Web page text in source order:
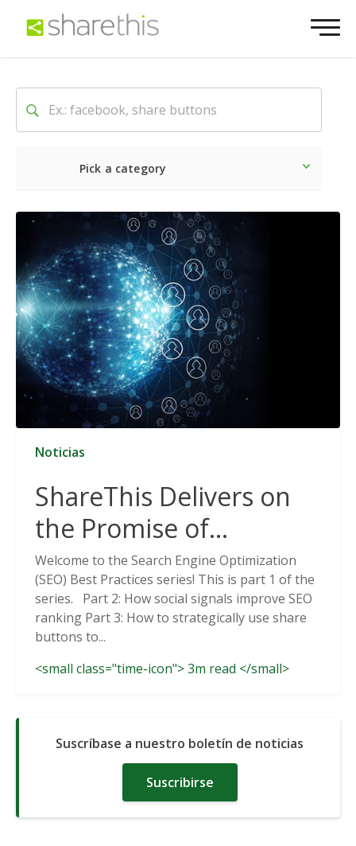
Pick a category
Lo último Social
Noticias
ShareThis Delivers on
the Promise of
Cookieless Data
Solutions
Welcome to the Search Engine Optimization
(SEO) Best Practices series! This is part 1 of the
series. Part 2: How social signals improve SEO
ranking Part 3: How to strategically use share
buttons to...
<small class="time-icon"> 3m read </small>
Suscríbase a nuestro boletín de noticias
Suscribirse